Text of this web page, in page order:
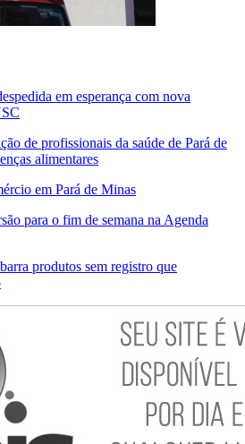
em esperança com nova
de profissionais da saúde de Pará de
alimentares
em Pará de Minas
para o fim de semana na Agenda
produtos sem registro que